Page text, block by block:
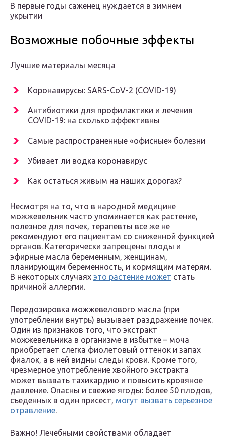
В первые годы саженец нуждается в зимнем
укрытии
Возможные побочные эффекты
Лучшие материалы месяца
Коронавирусы: SARS-CoV-2 (COVID-19)
Антибиотики для профилактики и лечения
COVID-19: на сколько эффективны
Самые распространенные «офисные» болезни
Убивает ли водка коронавирус
Как остаться живым на наших дорогах?
Несмотря на то, что в народной медицине
можжевельник часто упоминается как растение,
полезное для почек, терапевты все же не
рекомендуют его пациентам со сниженной функцией
органов. Категорически запрещены плоды и
эфирные масла беременным, женщинам,
планирующим беременность, и кормящим матерям.
В некоторых случаях это растение может стать
причиной аллергии.
Передозировка можжевелового масла (при
употреблении внутрь) вызывает раздражение почек.
Один из признаков того, что экстракт
можжевельника в организме в избытке – моча
приобретает слегка фиолетовый оттенок и запах
фиалок, а в ней видны следы крови. Кроме того,
чрезмерное употребление хвойного экстракта
может вызвать тахикардию и повысить кровяное
давление. Опасны и свежие ягоды: более 50 плодов,
съеденных в один присест, могут вызвать серьезное
отравление.
Важно! Лечебными свойствами обладает